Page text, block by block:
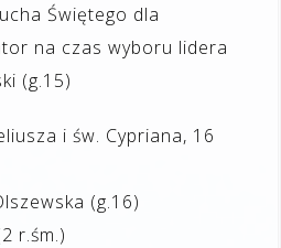
Świętego dla
na czas wyboru lidera
(g.15)
i św. Cypriana, 16
(g.16)
r.śm.)